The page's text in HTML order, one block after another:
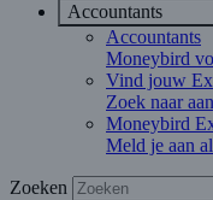
Accountants
Accountants
Moneybird
Vind jouw
Zoek naar
Moneybird
Meld je aan
Zoeken